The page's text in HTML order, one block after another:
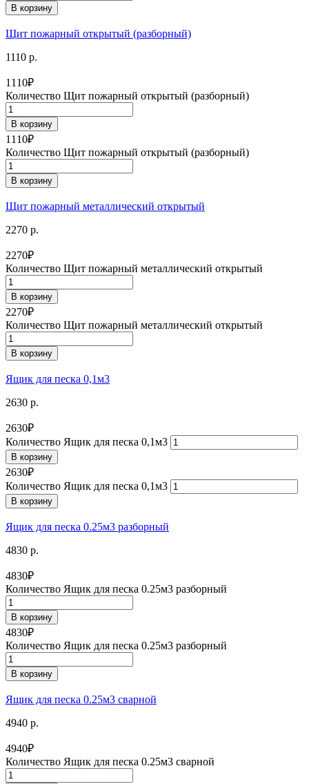
В корзину
Щит пожарный открытый (разборный)
1110 р.
1110₽
Количество Щит пожарный открытый (разборный)
В корзину
1110₽
Количество Щит пожарный открытый (разборный)
В корзину
Щит пожарный металлический открытый
2270 р.
2270₽
Количество Щит пожарный металлический открытый
В корзину
2270₽
Количество Щит пожарный металлический открытый
В корзину
Ящик для песка 0,1м3
2630 р.
2630₽
Количество Ящик для песка 0,1м3
В корзину
2630₽
Количество Ящик для песка 0,1м3
В корзину
Ящик для песка 0.25м3 разборный
4830 р.
4830₽
Количество Ящик для песка 0.25м3 разборный
В корзину
4830₽
Количество Ящик для песка 0.25м3 разборный
В корзину
Ящик для песка 0.25м3 сварной
4940 р.
4940₽
Количество Ящик для песка 0.25м3 сварной